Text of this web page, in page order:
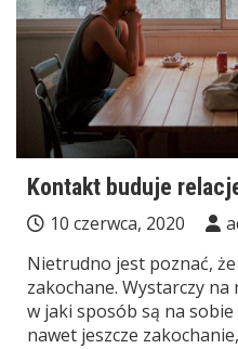
Kontakt buduje
10 czerwca, 2020
Nietrudno jest poznać,
zakochane. Wystarczy
w jaki sposób są na
nawet jeszcze zakochanie,